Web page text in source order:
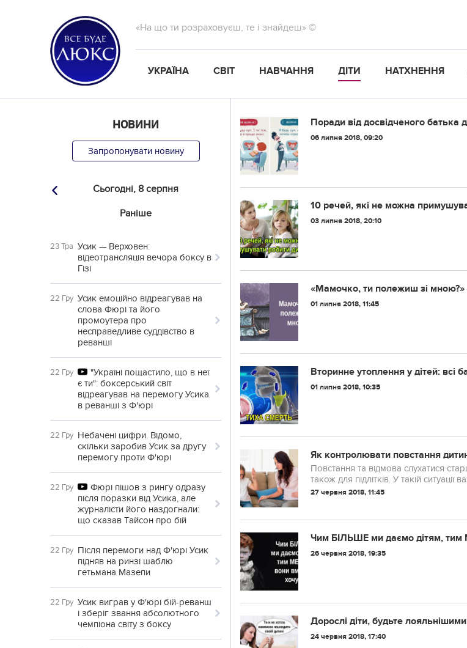
«На що ти розраховуєш, те і знайдеш» ©
УКРАЇНА СВІТ НАВЧАННЯ ДІТИ НАТХНЕННЯ
НОВИНИ
Запропонувати новину
Сьогодні, 8 серпня
Раніше
23 Тра Усик — Верховен:
відеотрансляція вечора боксу в
Гізі
22 Гру Усик емоційно відреагував на
слова Фюрі та його
промоутера про
несправедливе суддівство в
реванші
22 Гру
"Україні пощастило, що в неї
є ти": боксерський світ
відреагував на перемогу Усика
в реванші з Ф'юрі
22 Гру Небачені цифри. Відомо,
скільки заробив Усик за другу
перемогу проти Ф'юрі
22 Гру
Фюрі пішов з рингу одразу
після поразки від Усика, але
журналісти його наздогнали:
що сказав Тайсон про бій
22 Гру Після перемоги над Ф'юрі Усик
підняв на ринзі шаблю
гетьмана Мазепи
22 Гру Усик виграв у Ф'юрі бій-реванш
і зберіг звання абсолютного
чемпіона світу з боксу
Поради від досвідченого батька
06 липня 2018, 09:20
10 речей, які не можна
03 липня 2018, 20:10
«Мамочко, ти полежиш зі
01 липня 2018, 11:45
Вторинне утоплення у дітей: всі
01 липня 2018, 10:35
Як контролювати повстання
Повстання та відмова слухатися
також для підлітків. У такій
не забувати про строгість. Читайте
27 червня 2018, 11:45
Чим БІЛЬШЕ ми даємо дітям, тим
26 червня 2018, 19:35
Дорослі діти, будьте
24 червня 2018, 17:40